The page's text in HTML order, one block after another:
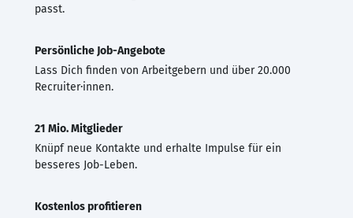
passt.
Persönliche Job-Angebote
Lass Dich finden von Arbeitgebern und über 20.000
Recruiter·innen.
21 Mio. Mitglieder
Knüpf neue Kontakte und erhalte Impulse für ein
besseres Job-Leben.
Kostenlos profitieren